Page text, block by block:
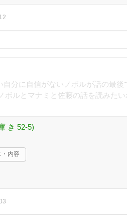
分に自信がないノボルが話の最後
ルとマナミと佐藤の話を読みたい
き 52-5)
内容